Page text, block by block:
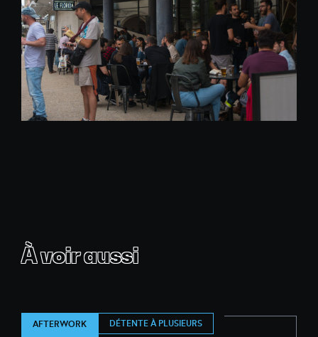
À voir aussi
AFTERWORK
DÉTENTE À PLUSIEURS